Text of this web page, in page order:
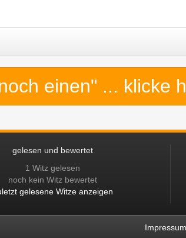
einen" ... klicke
gelesen und bewertet
1 Witz gelesen
noch kein Witz bewertet
gelesene Witze anzeigen
Impressum